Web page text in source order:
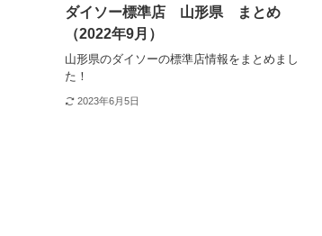
ダイソー標準店 山形県 まとめ
（2022年9月）
山形県のダイソーの標準店情報をまとめまし
た！
2023年6月5日